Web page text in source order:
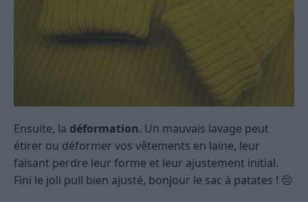
Ensuite, la déformation. Un mauvais lavage peut
étirer ou déformer vos vêtements en laine, leur
faisant perdre leur forme et leur ajustement initial.
Fini le joli pull bien ajusté, bonjour le sac à patates ! 😔